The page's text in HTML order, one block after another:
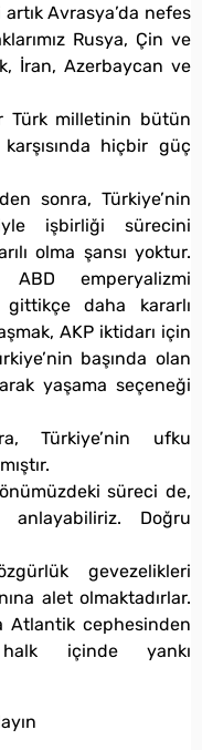
Avrasya’da nefes
Rusya, Çin ve
İran, Azerbaycan ve
Türk milletinin bütün
karşısında hiçbir güç
sonra, Türkiye’nin
işbirliği sürecini
olma şansı yoktur.
ABD emperyalizmi
daha kararlı
AKP iktidarı için
başında olan
yaşama seçeneği
Türkiye’nin ufku
süreci de,
anlayabiliriz. Doğru
gevezelikleri
alet olmaktadırlar.
Atlantik cephesinden
içinde yankı